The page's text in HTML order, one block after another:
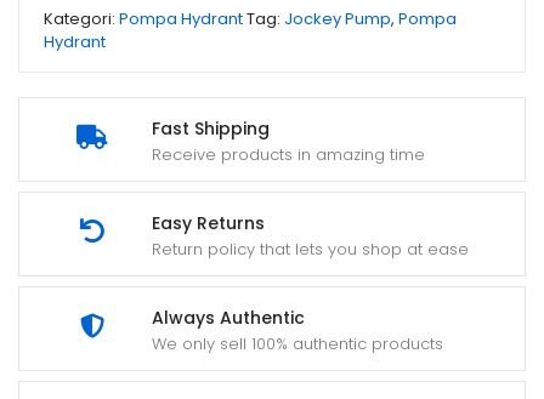
Fast Shipping
Receive products in amazing time
Easy Returns
Return policy that lets you shop at ease
Always Authentic
We only sell 100% authentic products
Kategori: Pompa HydrantTag: Jockey Pump, Pompa
Hydrant